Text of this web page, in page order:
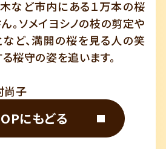
など市内にある１万本の桜
。ソメイヨシノの枝の剪定や
ど、満開の桜を見る人の笑
桜守の姿を追います。
尚子
にもどる